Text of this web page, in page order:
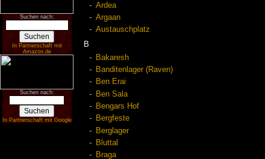
Suchen nach:
In Partnerschaft mit
Amazon.de
Suchen nach:
In Partnerschaft mit Google
Ardea
Argaan
Austauschplatz
B
Bakaresh
Banditenlager (Raven)
Ben Erai
Ben Sala
Bengars Hof
Bergfeste
Berglager
Bluttal
Braga